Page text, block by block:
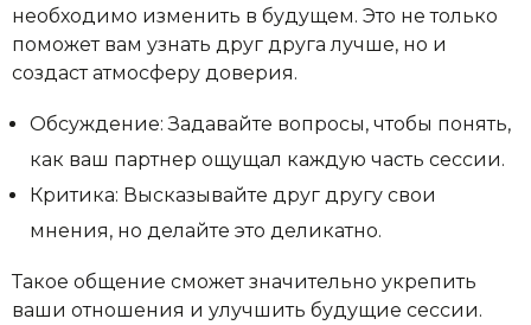
необходимо изменить в будущем. Это не только
поможет вам узнать друг друга лучше, но и
создаст атмосферу доверия.
Обсуждение: Задавайте вопросы, чтобы понять,
как ваш партнер ощущал каждую часть сессии.
Критика: Высказывайте друг другу свои
мнения, но делайте это деликатно.
Такое общение сможет значительно укрепить
ваши отношения и улучшить будущие сессии.